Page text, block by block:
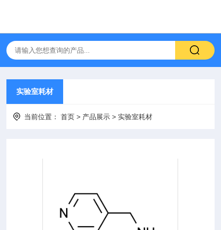
实验室耗材
当前位置：首页 > 产品展示 > 实验室耗材